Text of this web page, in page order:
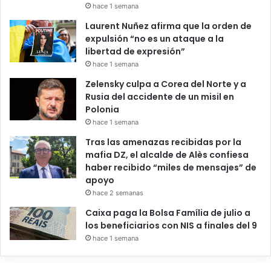
hace 1 semana
Laurent Nuñez afirma que la orden de
expulsión “no es un ataque a la
libertad de expresión”
hace 1 semana
Zelensky culpa a Corea del Norte y a
Rusia del accidente de un misil en
Polonia
hace 1 semana
Tras las amenazas recibidas por la
mafia DZ, el alcalde de Alès confiesa
haber recibido “miles de mensajes” de
apoyo
hace 2 semanas
Caixa paga la Bolsa Família de julio a
los beneficiarios con NIS a finales del 9
hace 1 semana